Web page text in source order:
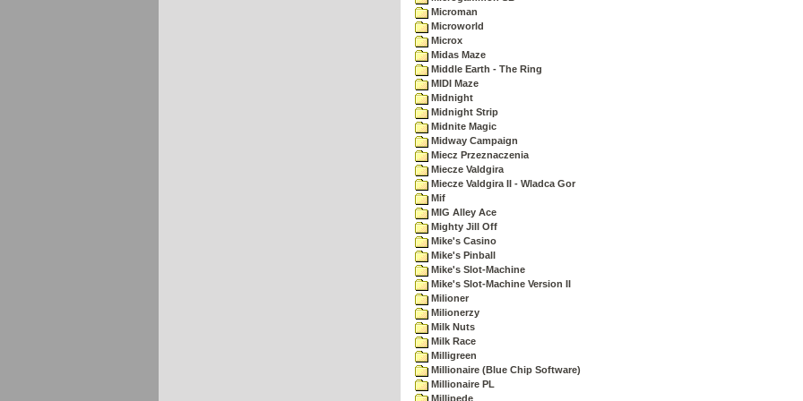
Microman
Microworld
Microx
Midas Maze
Middle Earth - The Ring
MIDI Maze
Midnight
Midnight Strip
Midnite Magic
Midway Campaign
Miecz Przeznaczenia
Miecze Valdgira
Miecze Valdgira II - Wladca Gor
Mif
MIG Alley Ace
Mighty Jill Off
Mike's Casino
Mike's Pinball
Mike's Slot-Machine
Mike's Slot-Machine Version II
Milioner
Milionerzy
Milk Nuts
Milk Race
Milligreen
Millionaire (Blue Chip Software)
Millionaire PL
Millipede